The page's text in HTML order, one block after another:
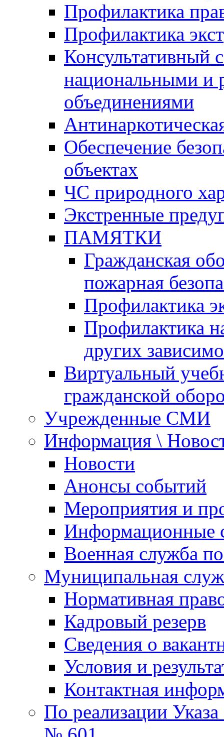
Профилактика
Профилактика
Консультативный
национальными и
объединениями
Обеспечение
объектах
ЧС природного
Экстренные
ПАМЯТКИ
Гражданская
пожарная
Профилактика
Профилактика
других
Виртуальный
гражданской
Учрежденные СМИ
Информация \
Новости
Анонсы событий
Мероприятия и
Информационные
Военная служба
Муниципальная
Нормативная
Кадровый резерв
Сведения о
Условия и
Контактная
По реализации